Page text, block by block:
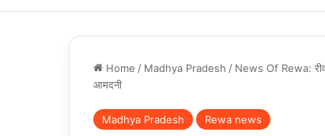
Home / Madhya Pradesh / News Of Rewa:
आमदनी
Madhya Pradesh Rewa news